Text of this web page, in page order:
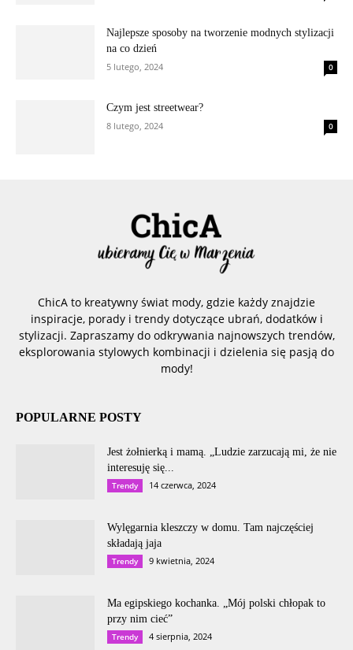
Najlepsze sposoby na tworzenie modnych stylizacji
na co dzień
5 lutego, 2024
0
Czym jest streetwear?
8 lutego, 2024
0
ChicA to kreatywny świat mody, gdzie każdy znajdzie
inspiracje, porady i trendy dotyczące ubrań, dodatków i
stylizacji. Zapraszamy do odkrywania najnowszych trendów,
eksplorowania stylowych kombinacji i dzielenia się pasją do
mody!
POPULARNE POSTY
Jest żołnierką i mamą. „Ludzie zarzucają mi, że nie
interesuję się...
Trendy 14 czerwca, 2024
Wylęgarnia kleszczy w domu. Tam najczęściej
składają jaja
Trendy 9 kwietnia, 2024
Ma egipskiego kochanka. „Mój polski chłopak to
przy nim cieć”
Trendy 4 sierpnia, 2024